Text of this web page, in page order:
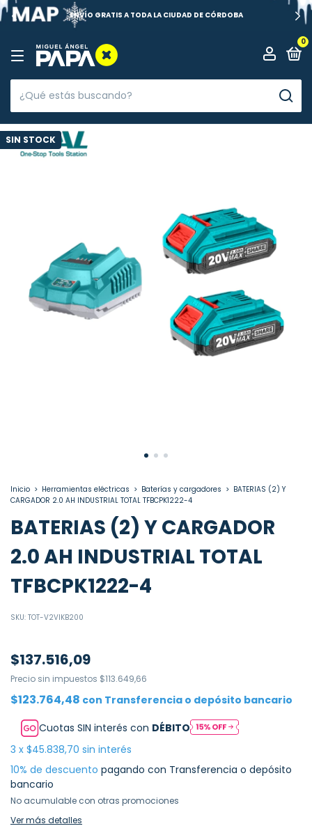
ENVÍO GRATIS A TODA LA CIUDAD DE CÓRDOBA
0
SIN STOCK
Inicio > Herramientas eléctricas > Baterías y cargadores > BATERIAS (2) Y
CARGADOR 2.0 AH INDUSTRIAL TOTAL TFBCPK1222-4
BATERIAS (2) Y CARGADOR
2.0 AH INDUSTRIAL TOTAL
TFBCPK1222-4
SKU: TOT-V2VIKB200
$137.516,09
Precio sin impuestos $113.649,66
$123.764,48 con Transferencia o depósito bancario
Cuotas SIN interés con DÉBITO
3 x $45.838,70 sin interés
10% de descuento pagando con Transferencia o depósito
bancario
No acumulable con otras promociones
Ver más detalles